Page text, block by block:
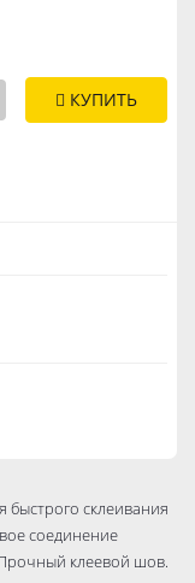
КУПИТЬ
склеивания
соединение
клеевой шов.